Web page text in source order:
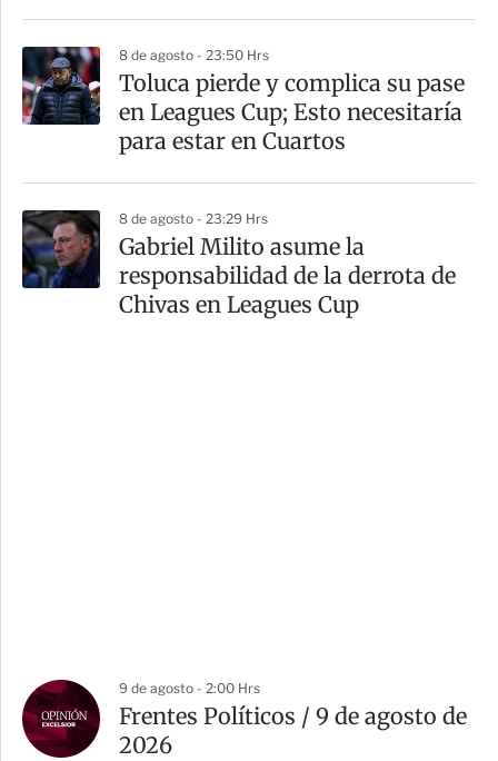
8 de agosto - 23:50 Hrs
Toluca pierde y complica su pase
en Leagues Cup; Esto necesitaría
para estar en Cuartos
8 de agosto - 23:29 Hrs
Gabriel Milito asume la
responsabilidad de la derrota de
Chivas en Leagues Cup
9 de agosto - 2:00 Hrs
Frentes Políticos / 9 de agosto de
2026